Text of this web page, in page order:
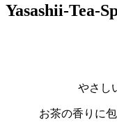
Yasashii-Tea-
やさし
お茶の香りに